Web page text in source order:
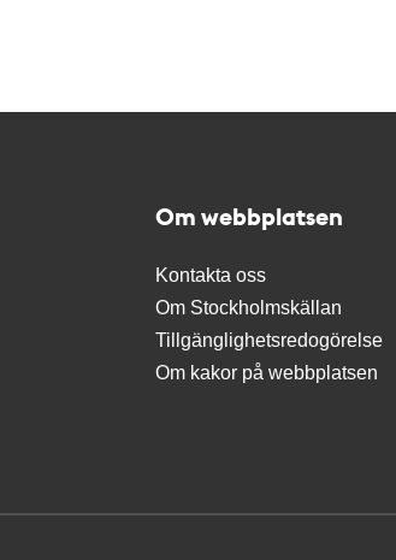
Om webbplatsen
Kontakta oss
Om Stockholmskällan
Tillgänglighetsredogörelse
Om kakor på webbplatsen